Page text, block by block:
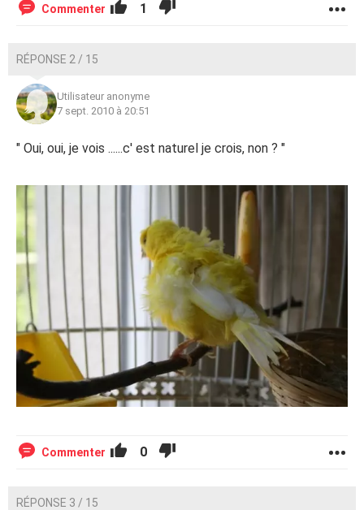
Commenter 1
RÉPONSE 2 / 15
Utilisateur anonyme
7 sept. 2010 à 20:51
" Oui, oui, je vois ......c' est naturel je crois, non ? "
Commenter 0
RÉPONSE 3 / 15